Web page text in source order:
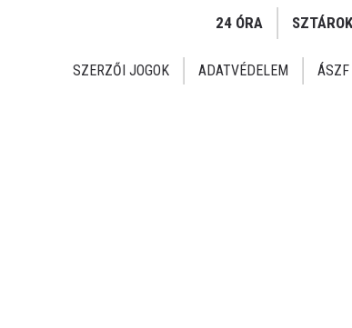
24 ÓRA SZTÁROK
SZERZŐI JOGOK ADATVÉDELEM ÁSZF